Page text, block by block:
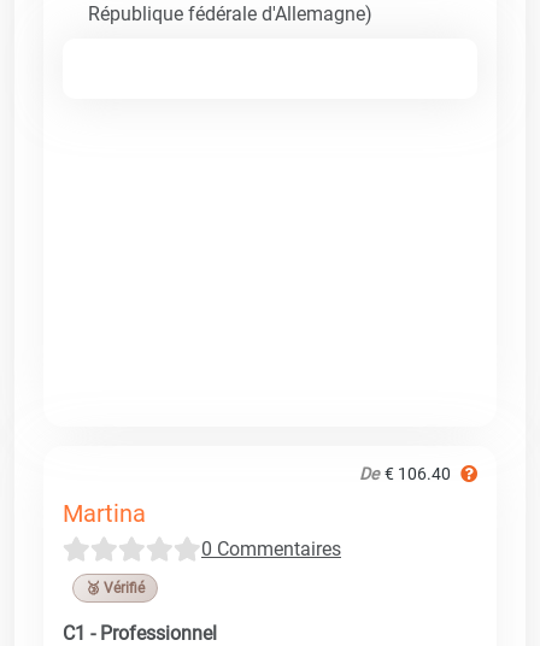
République fédérale d'Allemagne)
De € 106.40
Martina
0 Commentaires
🥉 Vérifié
C1 - Professionnel